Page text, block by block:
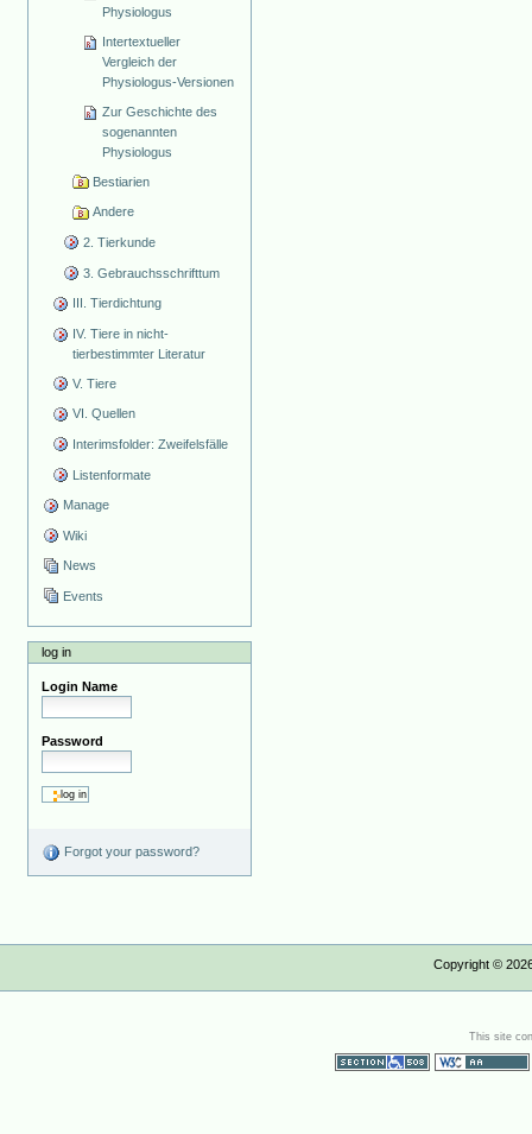
Physiologus
Intertextueller
Vergleich der
Physiologus-Versionen
Zur Geschichte des
sogenannten
Physiologus
Bestiarien
Andere
2. Tierkunde
3. Gebrauchsschrifttum
III. Tierdichtung
IV. Tiere in nicht-
tierbestimmter Literatur
V. Tiere
VI. Quellen
Interimsfolder: Zweifelsfälle
Listenformate
Manage
Wiki
News
Events
log in
Login Name
Password
Forgot your password?
Copyright ©
This site